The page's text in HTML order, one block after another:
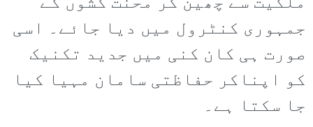
جمہوری کنٹرول میں دیا جائے۔ اسی
صورت ہی کان کنی میں جدید تکنیک
کو اپناکر حفاظتی سامان مہیا کیا
جا سکتا ہے۔